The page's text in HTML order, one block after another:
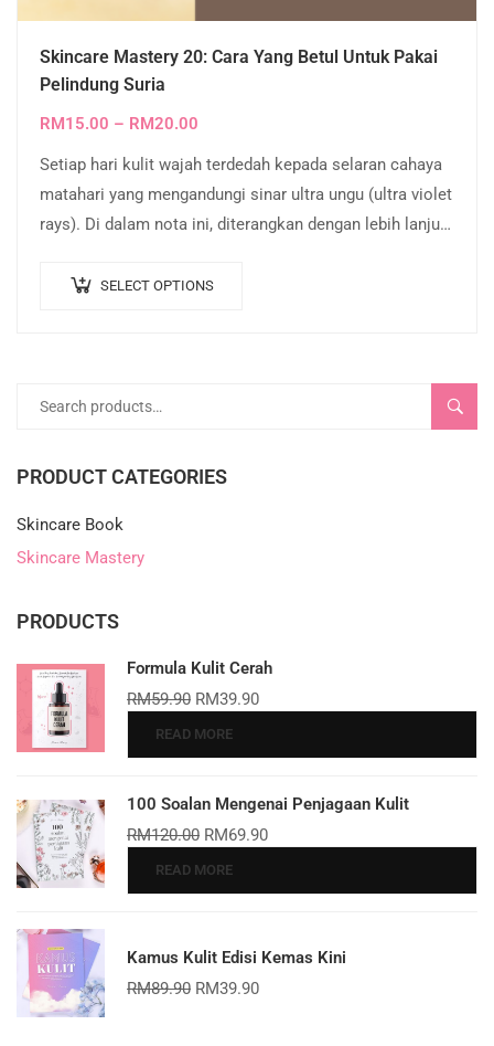
Skincare Mastery 20: Cara Yang Betul Untuk Pakai
Pelindung Suria
RM15.00 – RM20.00
Setiap hari kulit wajah terdedah kepada selaran cahaya
matahari yang mengandungi sinar ultra ungu (ultra violet
rays). Di dalam nota ini, diterangkan dengan lebih lanjut
SELECT OPTIONS
PRODUCT CATEGORIES
Skincare Book
Skincare Mastery
PRODUCTS
Formula Kulit Cerah
RM59.90 RM39.90
READ MORE
100 Soalan Mengenai Penjagaan Kulit
RM120.00 RM69.90
READ MORE
Kamus Kulit Edisi Kemas Kini
RM89.90 RM39.90